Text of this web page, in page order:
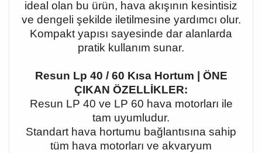
ideal olan bu ürün, hava akışının kesintisiz
ve dengeli şekilde iletilmesine yardımcı olur.
Kompakt yapısı sayesinde dar alanlarda
pratik kullanım sunar.
Resun Lp 40 / 60 Kısa Hortum | ÖNE
ÇIKAN ÖZELLİKLER:
Resun LP 40 ve LP 60 hava motorları ile
tam uyumludur.
Standart hava hortumu bağlantısına sahip
tüm hava motorları ve akvaryum